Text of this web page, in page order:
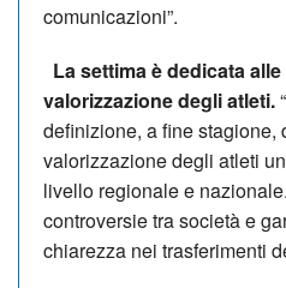
comunicazioni”.
La settima è dedicata
valorizzazione degli atleti.
definizione, a fine stagione,
valorizzazione degli atleti
livello regionale e
controversie tra società e
chiarezza nei trasferimenti